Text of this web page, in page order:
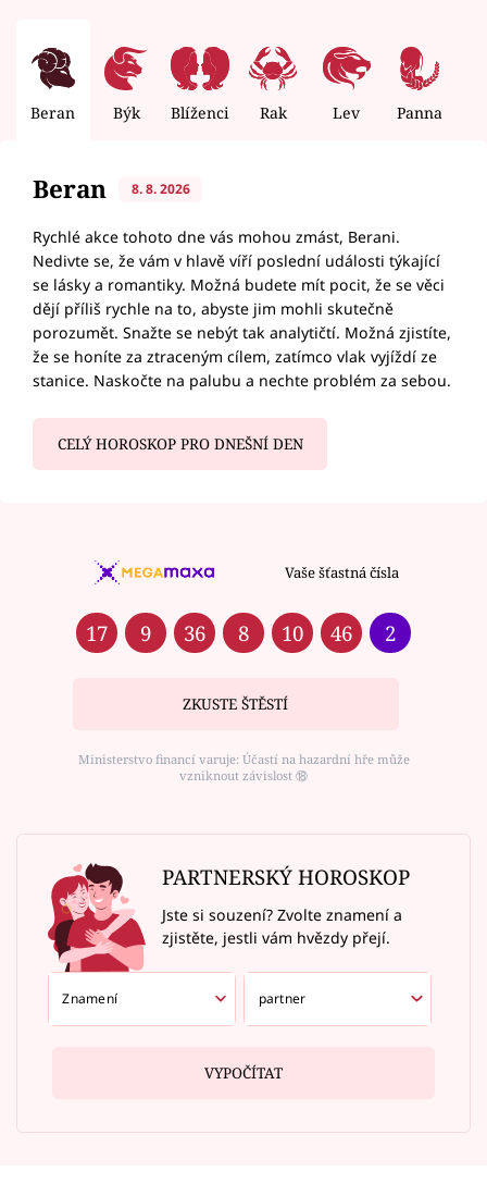
Beran Býk Blíženci Rak Lev Panna
Beran 8. 8. 2026
Rychlé akce tohoto dne vás mohou zmást, Berani.
Nedivte se, že vám v hlavě víří poslední události týkající
se lásky a romantiky. Možná budete mít pocit, že se věci
dějí příliš rychle na to, abyste jim mohli skutečně
porozumět. Snažte se nebýt tak analytičtí. Možná zjistíte,
že se honíte za ztraceným cílem, zatímco vlak vyjíždí ze
stanice. Naskočte na palubu a nechte problém za sebou.
CELÝ HOROSKOP PRO DNEŠNÍ DEN
Vaše šťastná čísla
17 9 36 8 10 46 2
ZKUSTE ŠTĚSTÍ
Ministerstvo financí varuje: Účastí na hazardní hře může
vzniknout závislost ⑱
PARTNERSKÝ HOROSKOP
Jste si souzení? Zvolte znamení a
zjistěte, jestli vám hvězdy přejí.
VYPOČÍTAT